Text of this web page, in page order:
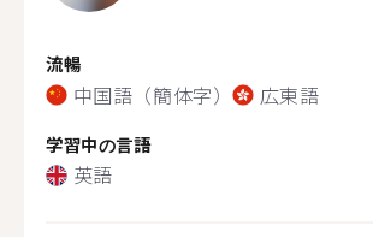
流暢
中国語（簡体字） 広東語
学習中の言語
英語